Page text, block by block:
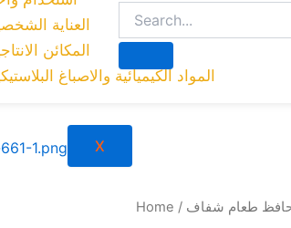
العناية
المكائن
المواد الكيميائية والاصباغ
X
Home / طعام شفاف
Original
حافظ